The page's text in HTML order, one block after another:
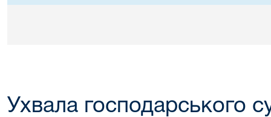
Ухвала господарського